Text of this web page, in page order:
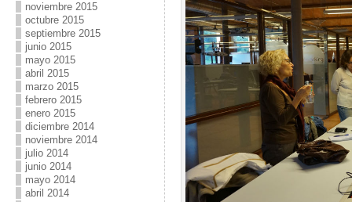
noviembre 2015
octubre 2015
septiembre 2015
junio 2015
mayo 2015
abril 2015
marzo 2015
febrero 2015
enero 2015
diciembre 2014
noviembre 2014
julio 2014
junio 2014
mayo 2014
abril 2014